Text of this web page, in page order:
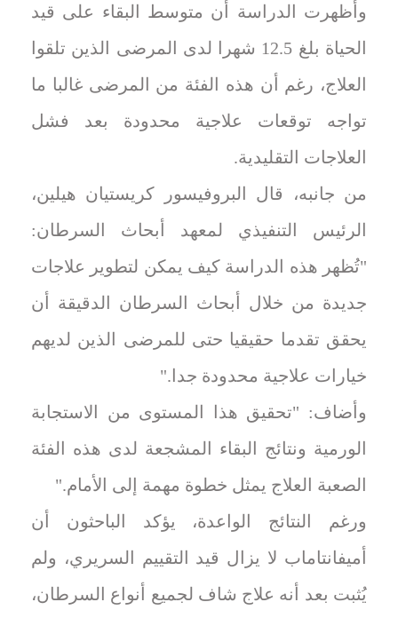
وأظهرت الدراسة أن متوسط البقاء على قيد
الحياة بلغ 12.5 شهرا لدى المرضى الذين تلقوا
العلاج، رغم أن هذه الفئة من المرضى غالبا ما
تواجه توقعات علاجية محدودة بعد فشل
العلاجات التقليدية.
من جانبه، قال البروفيسور كريستيان هيلين،
الرئيس التنفيذي لمعهد أبحاث السرطان:
"تُظهر هذه الدراسة كيف يمكن لتطوير علاجات
جديدة من خلال أبحاث السرطان الدقيقة أن
يحقق تقدما حقيقيا حتى للمرضى الذين لديهم
خيارات علاجية محدودة جدا."
وأضاف: "تحقيق هذا المستوى من الاستجابة
الورمية ونتائج البقاء المشجعة لدى هذه الفئة
الصعبة العلاج يمثل خطوة مهمة إلى الأمام."
ورغم النتائج الواعدة، يؤكد الباحثون أن
أميفانتاماب لا يزال قيد التقييم السريري، ولم
يُثبت بعد أنه علاج شاف لجميع أنواع السرطان،